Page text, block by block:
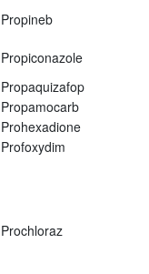
Propineb
Propiconazole
Propaquizafop
Propamocarb
Prohexadione
Profoxydim
Prochloraz